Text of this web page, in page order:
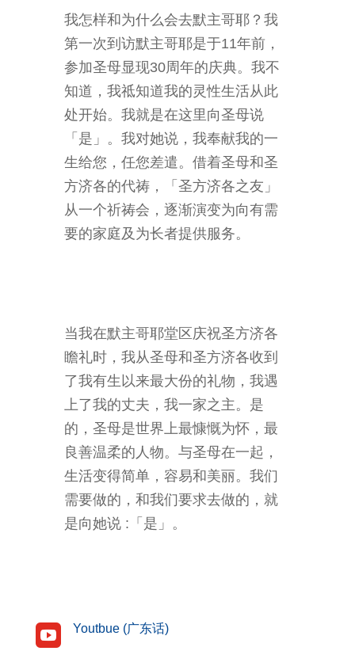
我怎样和为什么会去默主哥耶？我
第一次到访默主哥耶是于11年前，
参加圣母显现30周年的庆典。我不
知道，我祗知道我的灵性生活从此
处开始。我就是在这里向圣母说
「是」。我对她说，我奉献我的一
生给您，任您差遣。借着圣母和圣
方济各的代祷，「圣方济各之友」
从一个祈祷会，逐渐演变为向有需
要的家庭及为长者提供服务。
当我在默主哥耶堂区庆祝圣方济各
瞻礼时，我从圣母和圣方济各收到
了我有生以来最大份的礼物，我遇
上了我的丈夫，我一家之主。是
的，圣母是世界上最慷慨为怀，最
良善温柔的人物。与圣母在一起，
生活变得简单，容易和美丽。我们
需要做的，和我们要求去做的，就
是向她说 :「是」。
 Youtbue (广东话)